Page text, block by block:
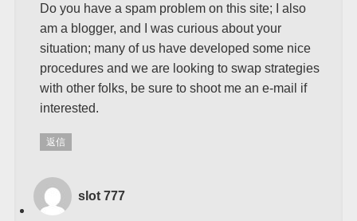
Do you have a spam problem on this site; I also
am a blogger, and I was curious about your
situation; many of us have developed some nice
procedures and we are looking to swap strategies
with other folks, be sure to shoot me an e-mail if
interested.
返信
slot 777